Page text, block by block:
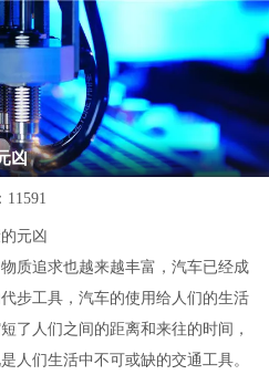
凶
11591
元凶
质追求也越来越丰富，汽车已经成
步工具，汽车的使用给人们的生活
了人们之间的距离和来往的时间，
人们生活中不可或缺的交通工具。